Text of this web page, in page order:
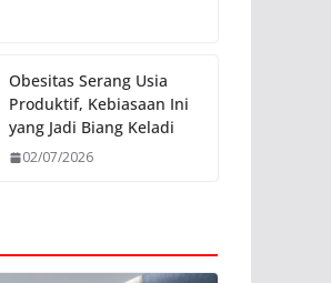
Obesitas Serang Usia
Produktif, Kebiasaan Ini
yang Jadi Biang Keladi
02/07/2026